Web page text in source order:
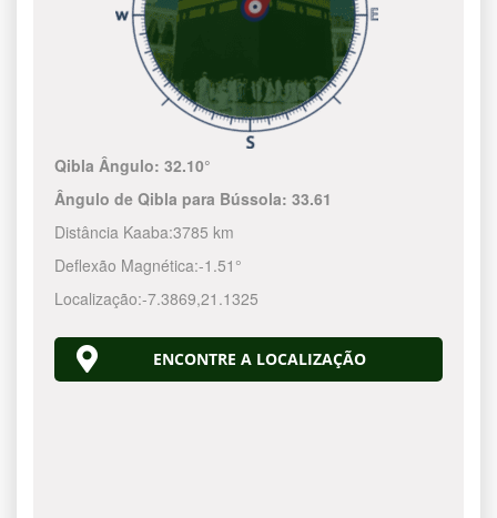
Qibla Ângulo:32.10°
Ângulo de Qibla para Bússola:33.61
Distância Kaaba:3785 km
Deflexão Magnética:-1.51°
Localização:-7.3869,21.1325
ENCONTRE A LOCALIZAÇÃO